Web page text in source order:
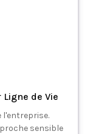
de Vie
l'entreprise.
sensible